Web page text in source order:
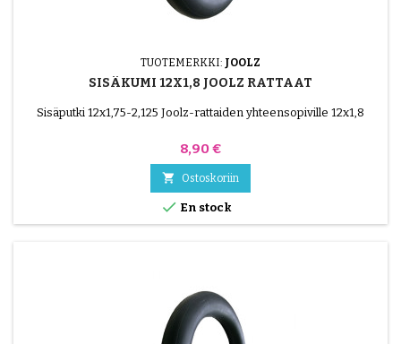
TUOTEMERKKI: JOOLZ
SISÄKUMI 12X1,8 JOOLZ RATTAAT
Sisäputki 12x1,75-2,125 Joolz-rattaiden yhteensopiville 12x1,8
Hinta
8,90 €
 Ostoskoriin
 En stock